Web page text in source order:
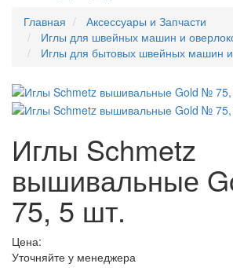
Главная
Аксессуары и Запчасти
Иглы для швейных машин и
Иглы для бытовых швейных машин и
Иглы Schmetz
вышивальные
75, 5 шт.
Цена:
Уточняйте у менеджера